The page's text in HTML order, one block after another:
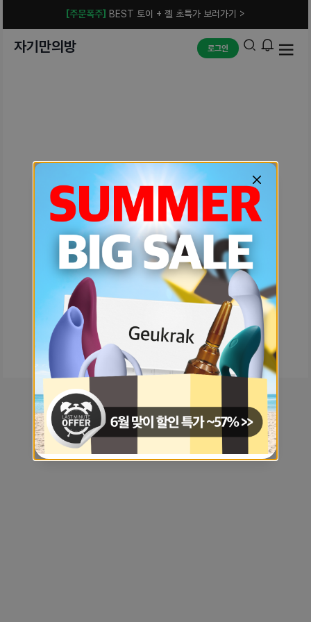
[주문폭주] BEST 토이 + 젤 초특가 보러가기 >
자기만의방 로그인
예상치 못한 에러입니다.